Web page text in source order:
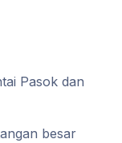
Pasok dan
besar